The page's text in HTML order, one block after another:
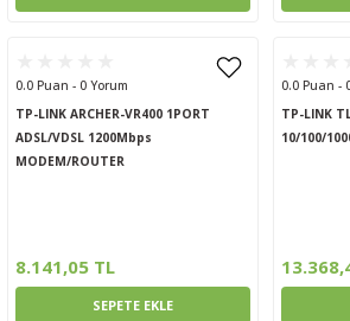
0.0 Puan - 0 Yorum
TP-LINK ARCHER-VR400 1PORT
ADSL/VDSL 1200Mbps
MODEM/ROUTER
8.141,05 TL
SEPETE EKLE
0.0 Puan -
TP-LINK
10/100/